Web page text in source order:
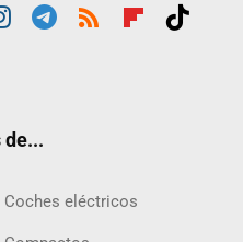
de...
Coches eléctricos